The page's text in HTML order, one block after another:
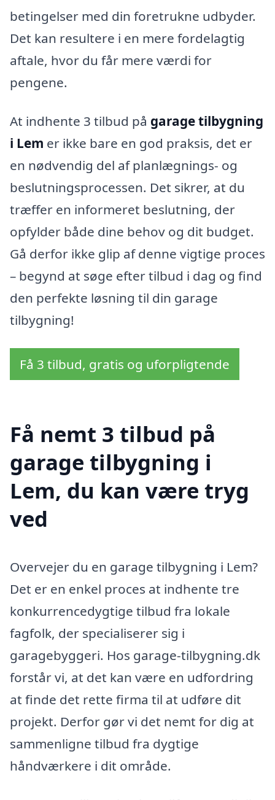
betingelser med din foretrukne udbyder.
Det kan resultere i en mere fordelagtig
aftale, hvor du får mere værdi for
pengene.
At indhente 3 tilbud på garage tilbygning
i Lem er ikke bare en god praksis, det er
en nødvendig del af planlægnings- og
beslutningsprocessen. Det sikrer, at du
træffer en informeret beslutning, der
opfylder både dine behov og dit budget.
Gå derfor ikke glip af denne vigtige proces
– begynd at søge efter tilbud i dag og find
den perfekte løsning til din garage
tilbygning!
Få 3 tilbud, gratis og uforpligtende
Få nemt 3 tilbud på
garage tilbygning i
Lem, du kan være tryg
ved
Overvejer du en garage tilbygning i Lem?
Det er en enkel proces at indhente tre
konkurrencedygtige tilbud fra lokale
fagfolk, der specialiserer sig i
garagebyggeri. Hos garage-tilbygning.dk
forstår vi, at det kan være en udfordring
at finde det rette firma til at udføre dit
projekt. Derfor gør vi det nemt for dig at
sammenligne tilbud fra dygtige
håndværkere i dit område.